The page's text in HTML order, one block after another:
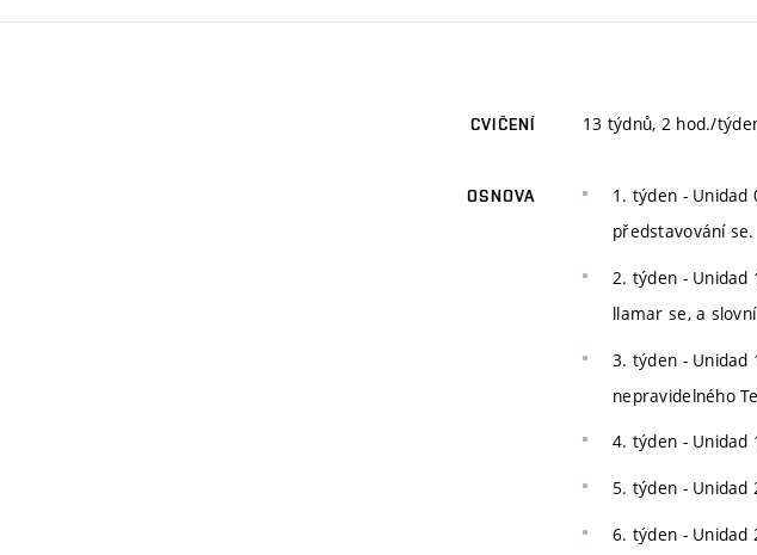
CVIČENÍ 13 týdnů, 2 hod./
OSNOVA
1. týden - Unidad
představování se.
2. týden - Unidad
llamar se, a
3. týden - Unidad
nepravidelného
4. týden - Unidad
5. týden - Unidad
6. týden - Unidad